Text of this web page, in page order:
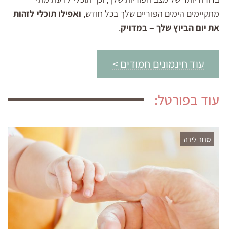
מתקיימים הימים הפוריים שלך בכל חודש, ואפילו תוכלי לזהות
את יום הביוץ שלך – במדויק.
עוד חינמונים חמודים >
עוד בפורטל:
מדור לידה